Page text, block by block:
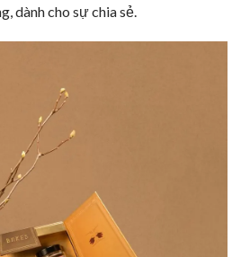
dành cho sự chia sẻ.